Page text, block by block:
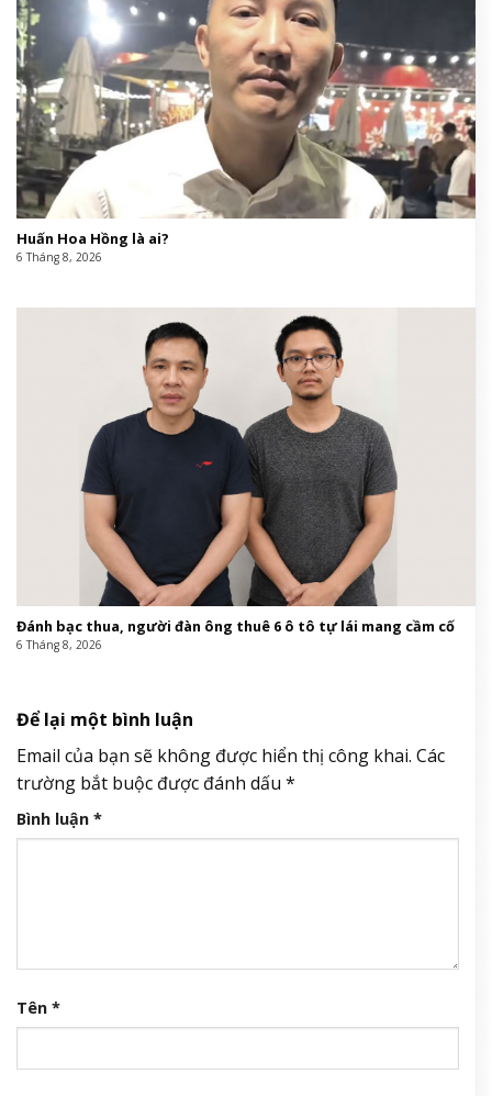
Huấn Hoa Hồng là ai?
6 Tháng 8, 2026
Đánh bạc thua, người đàn ông thuê 6 ô tô tự lái mang cầm cố
6 Tháng 8, 2026
Để lại một bình luận
Email của bạn sẽ không được hiển thị công khai. Các
trường bắt buộc được đánh dấu *
Bình luận *
Tên *